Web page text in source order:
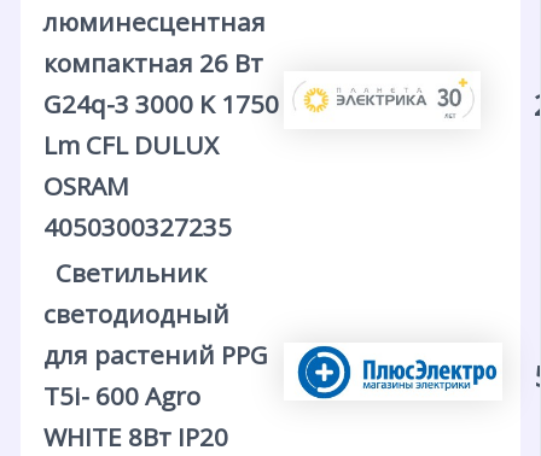
люминесцентная
компактная 26 Вт
G24q-3 3000 K 1750
Lm CFL DULUX
OSRAM
4050300327235
Светильник
светодиодный
для растений PPG
T5i- 600 Agro
WHITE 8Вт IP20